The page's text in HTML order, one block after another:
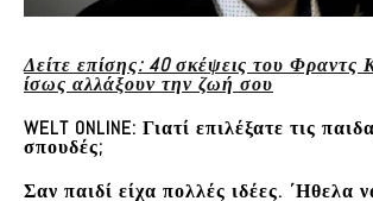
Δείτε επίσης: 40 σκέψεις του Φραντς
ίσως αλλάξουν την ζωή σου
WELT ONLINE: Γιατί επιλέξατε τις
σπουδές;
Σαν παιδί είχα πολλές ιδέες. ΄Ηθελα